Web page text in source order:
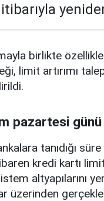
birlikte
limit artırımı
pazartesi günü
tanıdığı
kredi kartı
altyapılarını
üzerinden